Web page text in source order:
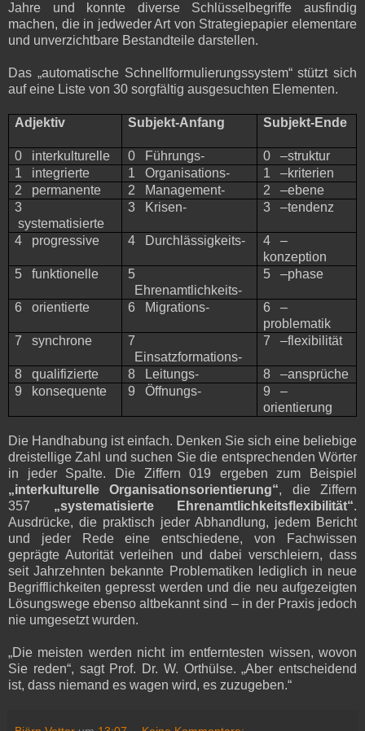
Jahre und konnte diverse Schlüsselbegriffe ausfindig
machen, die in jedweder Art von Strategiepapier elementare
und unverzichtbare Bestandteile darstellen.
Das „automatische Schnellformulierungssystem“ stützt sich
auf eine Liste von 30 sorgfältig ausgesuchten Elementen.
Adjektiv Subjekt-Anfang Subjekt-Ende
0 interkulturelle 0 Führungs-
0 –struktur
1 integrierte
1 Organisations-
1 –kriterien
2 permanente
2 Management-
2 –ebene
3
systematisierte
3 Krisen- 3 –tendenz
4 progressive 4 Durchlässigkeits-
4 –
konzeption
5 funktionelle
5
Ehrenamtlichkeits-
5 –phase
6 orientierte 6 Migrations-
6 –
problematik
7 synchrone
7
Einsatzformations-
7 –flexibilität
8 qualifizierte 8 Leitungs-
8 –ansprüche
9 konsequente
9 Öffnungs-
9 –
orientierung
Die Handhabung ist einfach. Denken Sie sich eine beliebige
dreistellige Zahl und suchen Sie die entsprechenden Wörter
in jeder Spalte. Die Ziffern 019 ergeben zum Beispiel
„interkulturelle Organisationsorientierung“, die Ziffern
357 „systematisierte Ehrenamtlichkeitsflexibilität“.
Ausdrücke, die praktisch jeder Abhandlung, jedem Bericht
und jeder Rede eine entschiedene, von Fachwissen
geprägte Autorität verleihen und dabei verschleiern, dass
seit Jahrzehnten bekannte Problematiken lediglich in neue
Begrifflichkeiten gepresst werden und die neu aufgezeigten
Lösungswege ebenso altbekannt sind – in der Praxis jedoch
nie umgesetzt wurden.
„Die meisten werden nicht im entferntesten wissen, wovon
Sie reden“, sagt Prof. Dr. W. Orthülse. „Aber entscheidend
ist, dass niemand es wagen wird, es zuzugeben.“